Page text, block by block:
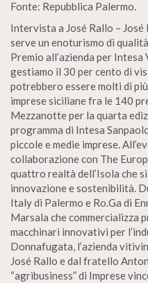
Fonte: Repubblica Palermo.
Intervista a José Rallo –
serve un enoturismo di
Premio all’azienda per
gestiamo il 30 per cento di
potrebbero essere molti di
imprese siciliane fra le 140
Mezzanotte per la quarta
programma di Intesa
piccole e medie imprese.
collaborazione con The
quattro realtà dell’Isola che
innovazione e sostenibilità.
Italy di Palermo e Ro.Ga di
Marsala che commercializza
macchinari innovativi per
Donnafugata, l’azienda
José Rallo e dal fratello
“agribusiness” di Imprese